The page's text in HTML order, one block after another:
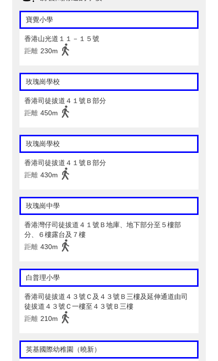
寶覺小學
香港山光道１１－１５號
距離 230m
玫瑰崗學校
香港司徒拔道４１號Ｂ部分
距離 450m
玫瑰崗學校
香港司徒拔道４１號Ｂ部分
距離 430m
玫瑰崗中學
香港灣仔司徒拔道４１號Ｂ地庫、地下部分至５樓部
分、６樓露台及７樓
距離 430m
白普理小學
香港司徒拔道４３號Ｃ及４３號Ｂ三樓及延伸通道由司
徒拔道４３號Ｃ一樓至４３號Ｂ三樓
距離 210m
英基國際幼稚園（曉新）